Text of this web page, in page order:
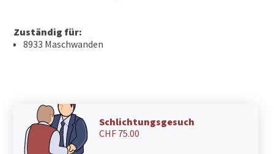
Zuständig für:
8933 Maschwanden
Schlichtungsgesuch
CHF 75.00